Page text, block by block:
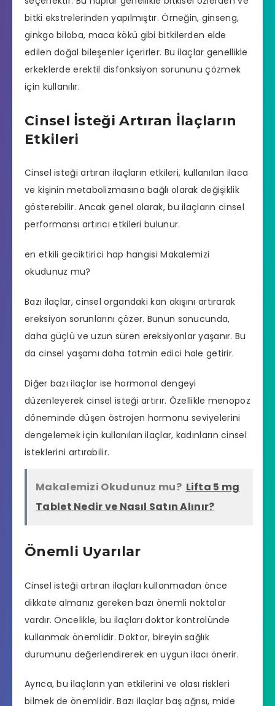
bitki ekstrelerinden yapılmıştır. Örneğin, ginseng,
ginkgo biloba, maca kökü gibi bitkilerden elde
edilen doğal bileşenler içerirler. Bu ilaçlar genellikle
erkeklerdeerektil disfonksiyon sorununu çözmek
için kullanılır.
Cinsel İsteği Artıran İlaçların
Etkileri
Cinsel isteği artıran ilaçların etkileri, kullanılan ilaca
ve kişinin metabolizmasına bağlı olarak değişiklik
gösterebilir. Ancak genel olarak, bu ilaçlarıncinsel
performansı artırıcı etkileri bulunur.
en etkili geciktirici hap hangisi Makalemizi
okudunuz mu?
Bazı ilaçlar, cinsel organdaki kan akışını artırarak
ereksiyon sorunlarını çözer. Bunun sonucunda,
daha güçlü ve uzun süren ereksiyonlar yaşanır. Bu
da cinsel yaşamı daha tatmin edici hale getirir.
Diğer bazı ilaçlar ise hormonal dengeyi
düzenleyerek cinsel isteği artırır. Özellikle menopoz
döneminde düşen östrojen hormonu seviyelerini
dengelemek için kullanılan ilaçlar, kadınların cinsel
isteklerini artırabilir.
Makalemizi Okudunuz mu? Lifta 5 mg
Tablet Nedir ve Nasıl Satın Alınır?
Önemli Uyarılar
Cinsel isteği artıran ilaçları kullanmadan önce
dikkate almanız gereken bazı önemli noktalar
vardır. Öncelikle, bu ilaçları doktor kontrolünde
kullanmak önemlidir. Doktor, bireyin sağlık
durumunu değerlendirerek en uygun ilacı önerir.
Ayrıca, bu ilaçların yan etkilerini ve olası riskleri
bilmek de önemlidir. Bazı ilaçlar baş ağrısı, mide